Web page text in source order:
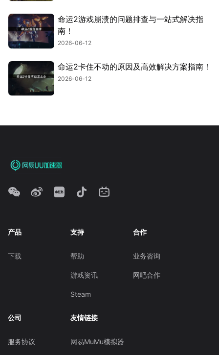
命运2游戏崩溃的问题排查与一站式解决指
南！
2026-06-12
命运2卡住不动的原因及高效解决方案指南！
2026-06-12
产品
下载
支持
帮助
游戏资讯
Steam
合作
业务咨询
网吧合作
公司
服务协议
友情链接
网易MuMu模拟器